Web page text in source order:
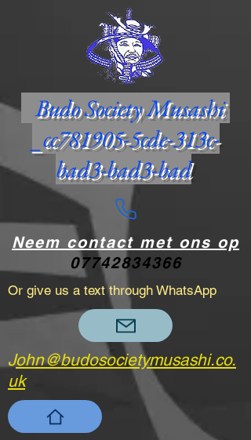
Budo Society Musashi
_cc781905-5cde-313c-
bad3-bad3-bad
Neem contact met ons op
07742834366
John@budosocietymusashi.co.
uk
Or give us a text through WhatsApp